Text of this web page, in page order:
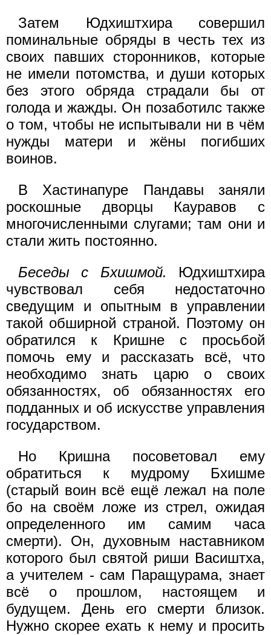
Затем Юдхиштхира совершил
поминальные обряды в честь тех из
своих павших сторонников, которые
не имели потомства, и души которых
без этого обряда страдали бы от
голода и жажды. Он позаботилс также
о том, чтобы не испытывали ни в чём
нужды матери и жёны погибших
воинов.
В Хастинапуре Пандавы заняли
роскошные дворцы Кауравов с
многочисленными слугами; там они и
стали жить постоянно.
Беседы с Бхишмой. Юдхиштхира
чувствовал себя недостаточно
сведущим и опытным в управлении
такой обширной страной. Поэтому он
обратился к Кришне с просьбой
помочь ему и рассказать всё, что
необходимо знать царю о своих
обязанностях, об обязанностях его
подданных и об искусстве управления
государством.
Но Кришна посоветовал ему
обратиться к мудрому Бхишме
(старый воин всё ещё лежал на поле
бо на своём ложе из стрел, ожидая
определенного им самим часа
смерти). Он, духовным наставником
которого был святой риши Васиштха,
а учителем - сам Паращурама, знает
всё о прошлом, настоящем и
будущем. День его смерти близок.
Нужно скорее ехать к нему и просить